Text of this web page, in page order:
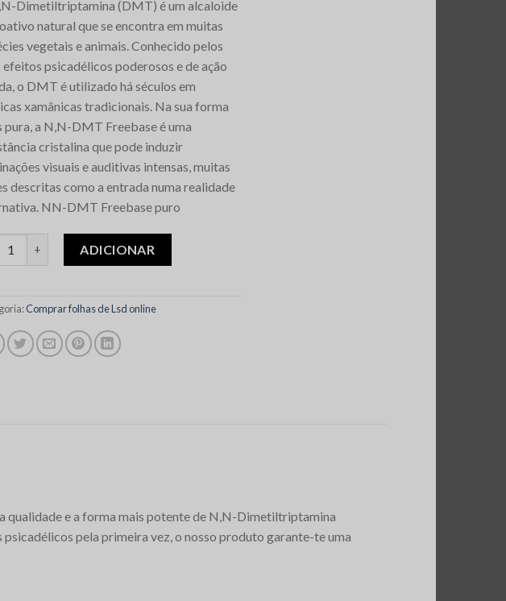
Dimetiltriptamina (DMT) é um alcaloide
natural que se encontra em muitas
vegetais e animais. Conhecido pelos
efeitos psicadélicos poderosos e de ação
o DMT é utilizado há séculos em
xamânicas tradicionais. Na sua forma
pura, a N,N-DMT Freebase é uma
cristalina que pode induzir
visuais e auditivas intensas, muitas
descritas como a entrada numa realidade
NN-DMT Freebase puro
ADICIONAR
Comprar folhas de Lsd online
qualidade e a forma mais potente de N,N-Dimetiltriptamina
pela primeira vez, o nosso produto garante-te uma